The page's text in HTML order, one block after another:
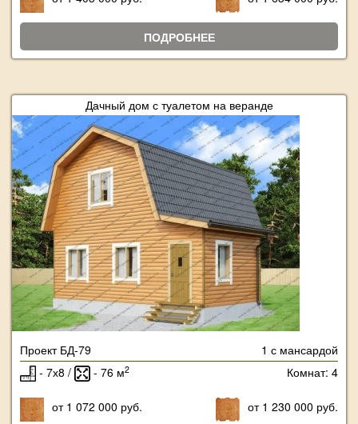
ПОДРОБНЕЕ
Дачный дом с туалетом на веранде
Проект БД-79
1 с мансардой
- 7х8 /
- 76 м2 Комнат: 4
от 1 072 000 руб. от 1 230 000 руб.